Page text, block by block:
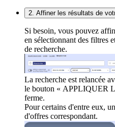
2. Affiner les résultats de
Si besoin, vous pouvez
en sélectionnant des filtres
de recherche.
La recherche est relancée
le bouton « APPLIQUER
ferme.
Pour certains d'entre eux,
d'offres correspondant.